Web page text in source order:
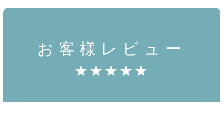
お客様レビュー
★★★★★